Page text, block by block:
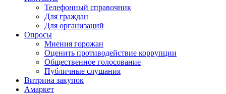
Телефонный справочник
Для граждан
Для организаций
Опросы
Мнения горожан
Оценить противодействие коррупции
Общественное голосование
Публичные слушания
Витрина закупок
Амаркет